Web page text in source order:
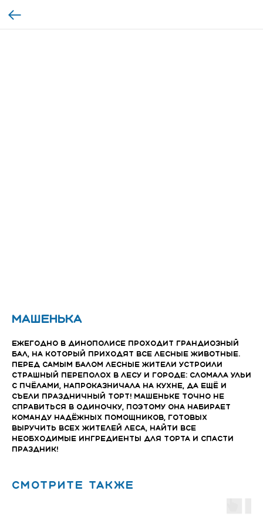
Машенька
Ежегодно в Динополисе проходит грандиозный
бал, на который приходят все лесные животные.
Перед самым балом лесные жители устроили
страшный переполох в лесу и городе: сломала ульи
с пчёлами, напроказничала на кухне, да ещё и
съели праздничный торт! Машеньке точно не
справиться в одиночку, поэтому она набирает
команду надёжных помощников, готовых
выручить всех жителей леса, найти все
необходимые ингредиенты для торта и спасти
праздник!
Смотрите также